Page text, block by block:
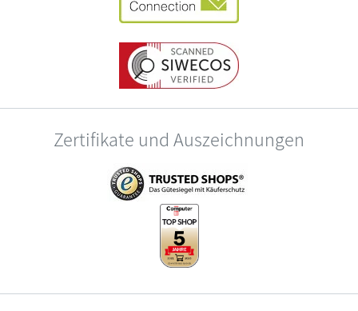
Zertifikate und Auszeichnungen